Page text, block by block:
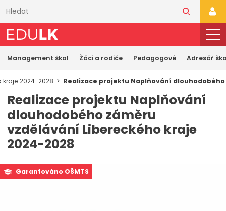
obsahu
Management škol Žáci a rodiče Pedagogové Adresář
2024-2028 Realizace projektu Naplňování
Realizace projektu Naplňování
dlouhodobého záměru
vzdělávání Libereckého kraje
2024-2028
Garantováno OŠMTS